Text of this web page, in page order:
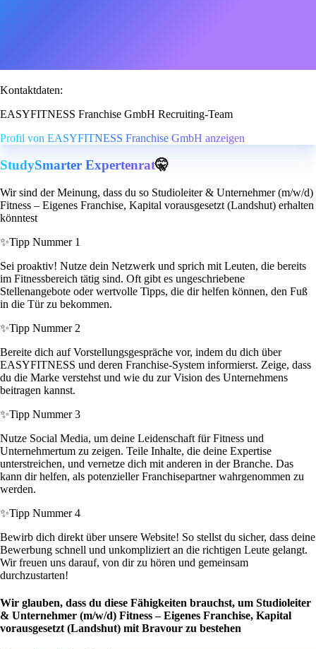
Kontaktdaten:
EASYFITNESS Franchise GmbH Recruiting-Team
Profil von EASYFITNESS Franchise GmbH anzeigen
StudySmarter Expertenrat🤫
Wir sind der Meinung, dass du so Studioleiter & Unternehmer (m/w/d)
Fitness – Eigenes Franchise, Kapital vorausgesetzt (Landshut) erhalten
könntest
✨Tipp Nummer 1
Sei proaktiv! Nutze dein Netzwerk und sprich mit Leuten, die bereits
im Fitnessbereich tätig sind. Oft gibt es ungeschriebene
Stellenangebote oder wertvolle Tipps, die dir helfen können, den Fuß
in die Tür zu bekommen.
✨Tipp Nummer 2
Bereite dich auf Vorstellungsgespräche vor, indem du dich über
EASYFITNESS und deren Franchise-System informierst. Zeige, dass
du die Marke verstehst und wie du zur Vision des Unternehmens
beitragen kannst.
✨Tipp Nummer 3
Nutze Social Media, um deine Leidenschaft für Fitness und
Unternehmertum zu zeigen. Teile Inhalte, die deine Expertise
unterstreichen, und vernetze dich mit anderen in der Branche. Das
kann dir helfen, als potenzieller Franchisepartner wahrgenommen zu
werden.
✨Tipp Nummer 4
Bewirb dich direkt über unsere Website! So stellst du sicher, dass deine
Bewerbung schnell und unkompliziert an die richtigen Leute gelangt.
Wir freuen uns darauf, von dir zu hören und gemeinsam
durchzustarten!
Wir glauben, dass du diese Fähigkeiten brauchst, um Studioleiter
& Unternehmer (m/w/d) Fitness – Eigenes Franchise, Kapital
vorausgesetzt (Landshut) mit Bravour zu bestehen